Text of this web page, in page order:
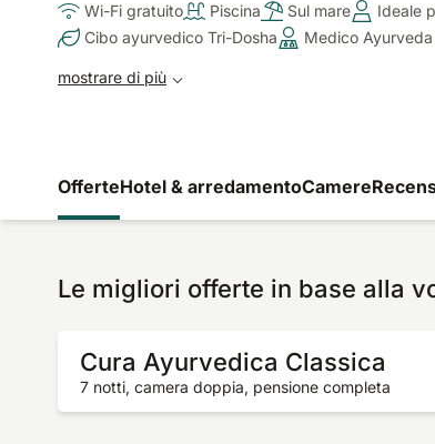
Wi-Fi gratuito Piscina Sul mare Ideale
Cibo ayurvedico Tri-Dosha
Medico
mostrare di più
OfferteHotel & arredamentoCamere
Le migliori offerte in base alla
Cura Ayurvedica Classica
7 notti, camera doppia, pensione completa